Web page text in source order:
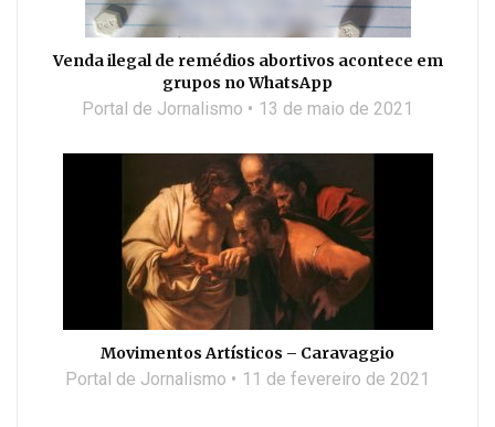
Venda ilegal de remédios abortivos acontece em
grupos no WhatsApp
Portal de Jornalismo 13 de maio de 2021
Movimentos Artísticos – Caravaggio
Portal de Jornalismo 11 de fevereiro de 2021